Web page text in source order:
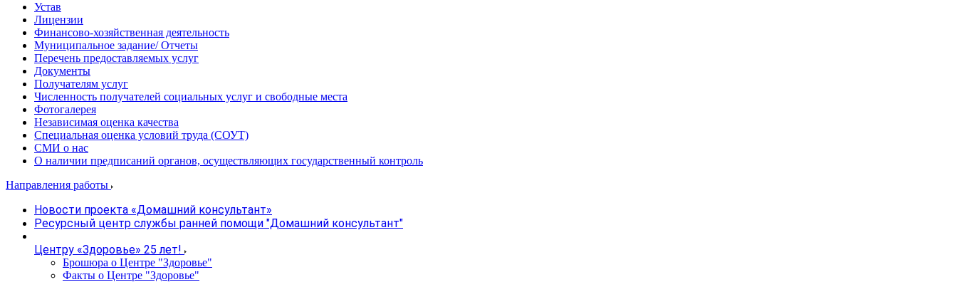
Устав
Лицензии
Финансово-хозяйственная деятельность
Муниципальное задание/ Отчеты
Перечень предоставляемых услуг
Документы
Получателям услуг
Численность получателей социальных услуг и свободные места
Фотогалерея
Независимая оценка качества
Специальная оценка условий труда (СОУТ)
СМИ о нас
О наличии предписаний органов, осуществляющих государственный контроль
Направления работы
Новости проекта «Домашний консультант»
Ресурсный центр службы ранней помощи "Домашний консультант"
Центру «Здоровье» 25 лет!
Брошюра о Центре "Здоровье"
Факты о Центре "Здоровье"